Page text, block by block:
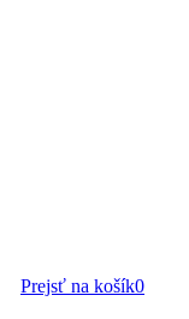
Prejsť na košík0